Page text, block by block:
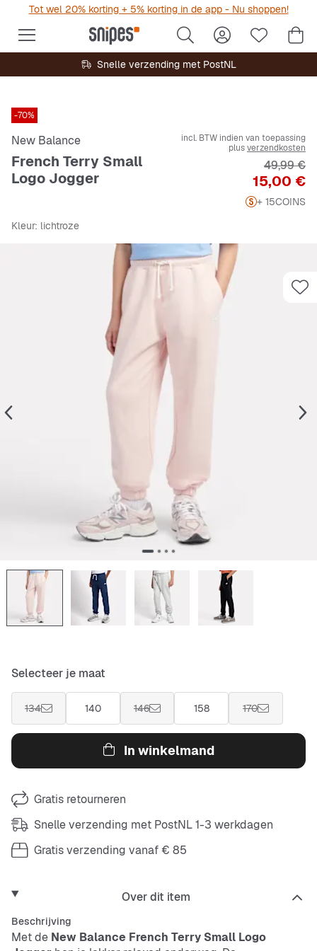
Tot wel 20% korting + 5% korting in de app - Nu shoppen!
Snelle verzending met PostNL
-70%
New Balance
French Terry Small
Logo Jogger
incl. BTW indien van toepassing
plusverzendkosten
Prijs
15,00 €
Originele
49,99 €
+ 15COINS
Kleur: lichtroze
Selecteer je maat
134 140 146 158 170
In winkelmand
Gratis retourneren
Snelle verzending met PostNL 1-3 werkdagen
Gratis verzending vanaf € 85
Over dit item
Beschrijving
Met de New Balance French Terry Small Logo